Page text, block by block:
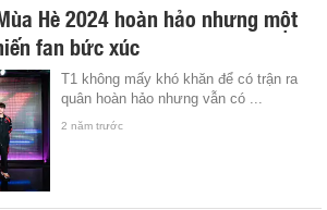
Hè 2024 hoàn hảo nhưng một
fan bức xúc
T1 không mấy khó khăn để có trận ra
quân hoàn hảo nhưng vẫn có ...
2 năm trước